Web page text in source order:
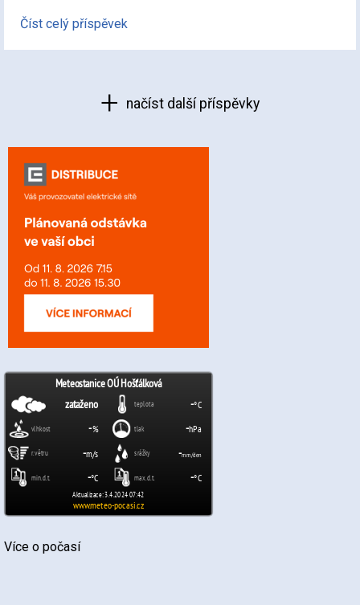
Více o počasí
Číst celý příspěvek
načíst další příspěvky